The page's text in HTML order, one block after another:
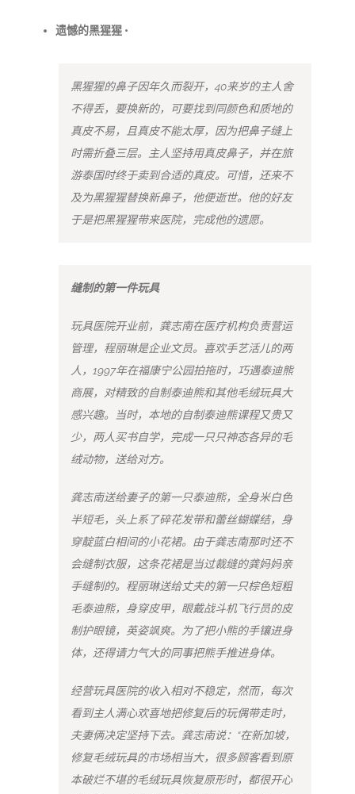
遗憾的黑猩猩 •
黑猩猩的鼻子因年久而裂开，40来岁的主人舍
不得丢，要换新的，可要找到同颜色和质地的
真皮不易，且真皮不能太厚，因为把鼻子缝上
时需折叠三层。主人坚持用真皮鼻子，并在旅
游泰国时终于卖到合适的真皮。可惜，还来不
及为黑猩猩替换新鼻子，他便逝世。他的好友
于是把黑猩猩带来医院，完成他的遗愿。
缝制的第一件玩具
玩具医院开业前，龚志南在医疗机构负责营运
管理，程丽琳是企业文员。喜欢手艺活儿的两
人，1997年在福康宁公园拍拖时，巧遇泰迪熊
商展，对精致的自制泰迪熊和其他毛绒玩具大
感兴趣。当时，本地的自制泰迪熊课程又贵又
少，两人买书自学，完成一只只神态各异的毛
绒动物，送给对方。
龚志南送给妻子的第一只泰迪熊，全身米白色
半短毛，头上系了碎花发带和蕾丝蝴蝶结，身
穿靛蓝白相间的小花裙。由于龚志南那时还不
会缝制衣服，这条花裙是当过裁缝的龚妈妈亲
手缝制的。程丽琳送给丈夫的第一只棕色短粗
毛泰迪熊，身穿皮甲，眼戴战斗机飞行员的皮
制护眼镜，英姿飒爽。为了把小熊的手镶进身
体，还得请力气大的同事把熊手推进身体。
经营玩具医院的收入相对不稳定，然而，每次
看到主人满心欢喜地把修复后的玩偶带走时，
夫妻俩决定坚持下去。龚志南说：“在新加坡，
修复毛绒玩具的市场相当大，很多顾客看到原
本破烂不堪的毛绒玩具恢复原形时，都很开心